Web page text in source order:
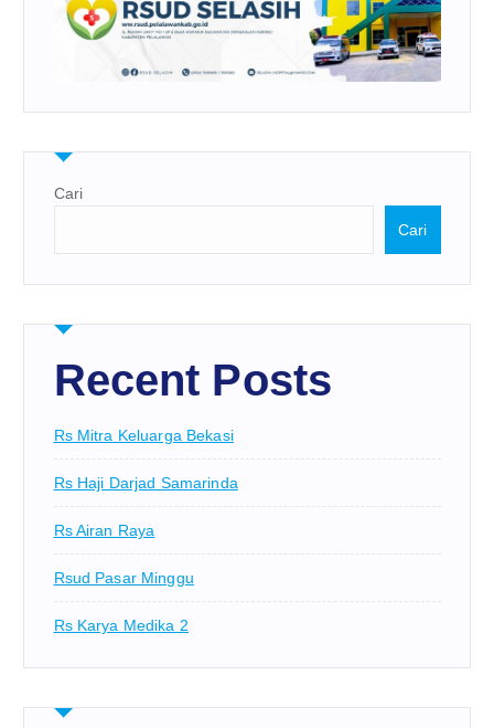
Cari
Cari
Recent Posts
Rs Mitra Keluarga Bekasi
Rs Haji Darjad Samarinda
Rs Airan Raya
Rsud Pasar Minggu
Rs Karya Medika 2